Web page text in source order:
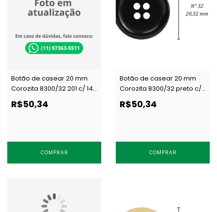
Botão de casear 20 mm
Corozita 8300/32 201 c/ 144
R$50,34
COMPRAR
Botão de casear 20 mm
Corozita 8300/32 preto c/
144 un
R$50,34
COMPRAR